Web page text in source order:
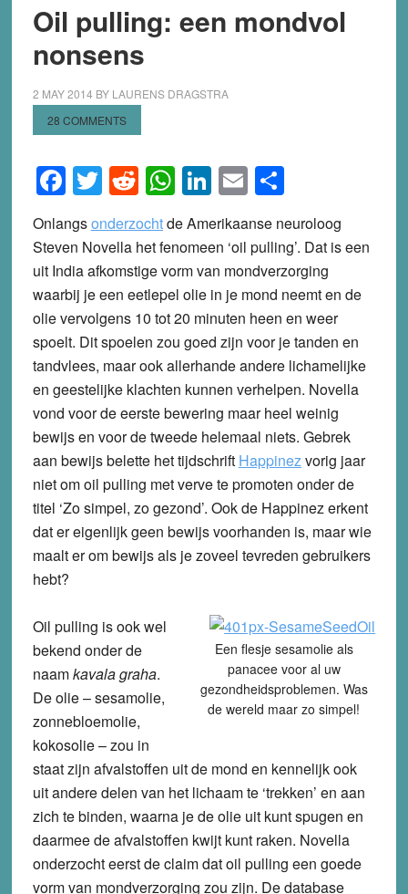
Oil pulling: een mondvol
nonsens
2 MAY 2014 BY LAURENS DRAGSTRA
28 COMMENTS
Facebook
Twitter
Reddit
WhatsApp
LinkedIn
EmailShare
Onlangsonderzochtde Amerikaanse neuroloog
Steven Novella het fenomeen ‘oil pulling’. Dat is een
uit India afkomstige vorm van mondverzorging
waarbij je een eetlepel olie in je mond neemt en de
olie vervolgens 10 tot 20 minuten heen en weer
spoelt. Dit spoelen zou goed zijn voor je tanden en
tandvlees, maar ook allerhande andere lichamelijke
en geestelijke klachten kunnen verhelpen. Novella
vond voor de eerste bewering maar heel weinig
bewijs en voor de tweede helemaal niets. Gebrek
aan bewijs belette het tijdschrift Happinezvorig jaar
niet om oil pulling met verve te promoten onder de
titel ‘Zo simpel, zo gezond’. Ook de Happinez erkent
dat er eigenlijk geen bewijs voorhanden is, maar wie
maalt er om bewijs als je zoveel tevreden gebruikers
hebt?
Een flesje sesamolie als
panacee voor al uw
gezondheidsproblemen. Was
de wereld maar zo simpel!
Oil pulling is ook wel
bekend onder de
naamkavala graha.
De olie – sesamolie,
zonnebloemolie,
kokosolie – zou in
staat zijn afvalstoffen uit de mond en kennelijk ook
uit andere delen van het lichaam te ‘trekken’ en aan
zich te binden, waarna je de olie uit kunt spugen en
daarmee de afvalstoffen kwijt kunt raken. Novella
onderzocht eerst de claim dat oil pulling een goede
vorm van mondverzorging zou zijn. De database